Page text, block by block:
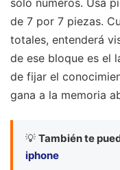
solo números. Usa
de 7 por 7 piezas.
totales, entenderá
de ese bloque es el
de fijar el
gana a la memoria
💡 También te
iphone